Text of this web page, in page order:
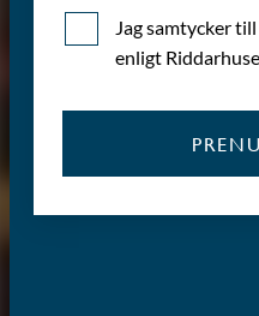
Jag samtycker
enligt